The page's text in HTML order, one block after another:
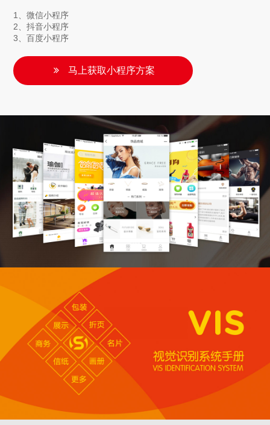
1、微信小程序
2、抖音小程序
3、百度小程序
马上获取小程序方案